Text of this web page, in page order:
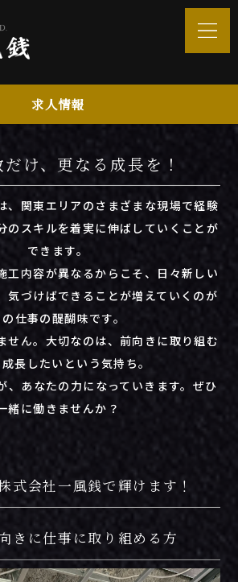
求人情報
け、更なる成長を！
、関東エリアのさまざまな現場で経験
のスキルを着実に伸ばしていくことが
できます。
工内容が異なるからこそ、日々新しい
気づけばできることが増えていくのが
の仕事の醍醐味です。
せん。大切なのは、前向きに取り組む
長したいという気持ち。
、あなたの力になっていきます。ぜひ
緒に働きませんか？
式会社一風銭で輝けます！
きに仕事に取り組める方